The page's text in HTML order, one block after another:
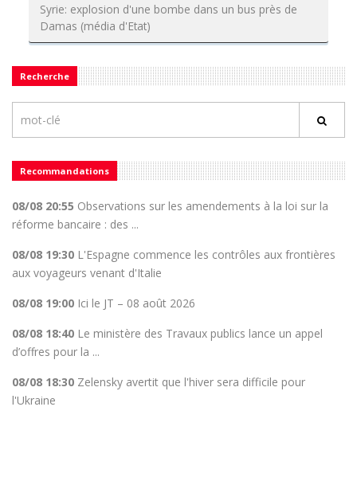
Syrie: explosion d'une bombe dans un bus près de
Damas (média d'Etat)
Recherche
Recommandations
08/08 20:55 Observations sur les amendements à la loi sur la
réforme bancaire : des ...
08/08 19:30 L'Espagne commence les contrôles aux frontières
aux voyageurs venant d'Italie
08/08 19:00 Ici le JT – 08 août 2026
08/08 18:40 Le ministère des Travaux publics lance un appel
d’offres pour la ...
08/08 18:30 Zelensky avertit que l'hiver sera difficile pour
l'Ukraine